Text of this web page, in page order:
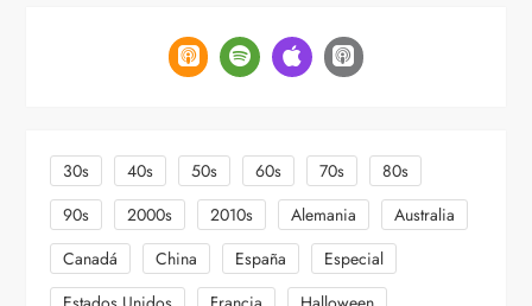
30s 40s 50s 60s 70s
80s
90s
2000s 2010s Alemania
Australia
Canadá
China España
Especial